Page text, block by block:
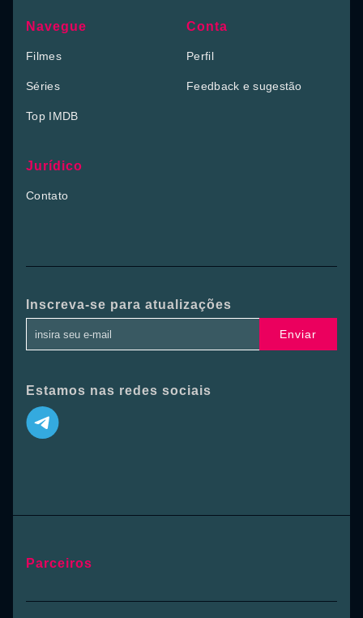
Navegue
Filmes
Séries
Top IMDB
Conta
Perfil
Feedback e sugestão
Jurídico
Contato
Inscreva-se para atualizações
Enviar
Estamos nas redes sociais
Parceiros